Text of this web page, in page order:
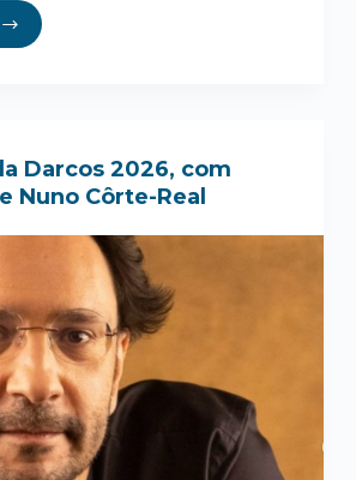
Darcos 2026, com
Nuno Côrte-Real